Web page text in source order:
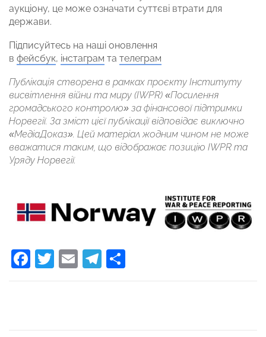
аукціону, це може означати суттєві втрати для
держави.
Підписуйтесь на наші оновлення
в фейсбук, інстаграм та телеграм
Публікація створена в рамках проєкту Інституту
висвітлення війни та миру (IWPR) «Посилення
громадського контролю» за фінансової підтримки
Норвегії. За зміст цієї публікації відповідає виключно
«МедіаДоказ». Цей матеріал жодним чином не може
вважатися таким, що відображає позицію IWPR та
Уряду Норвегії.
Facebook
Twitter
EmailTelegram